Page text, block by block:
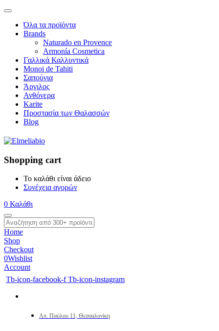
Όλα τα προϊόντα
Brands
Naturado en Provence
Armonía Cosmetica
Γαλλικά Καλλυντικά
Monoi de Tahiti
Σαπούνια
Άργιλος
Ανθόνερα
Karite
Προστασία των Θαλασσών
Blog
Shopping cart
Το καλάθι είναι άδειο
Συνέχεια αγορών
0 Καλάθι
Home
Shop
Checkout
0Wishlist
Account
Tb-icon-facebook-f Tb-icon-instagram
Απ. Παύλου 11, Θεσσαλονίκη